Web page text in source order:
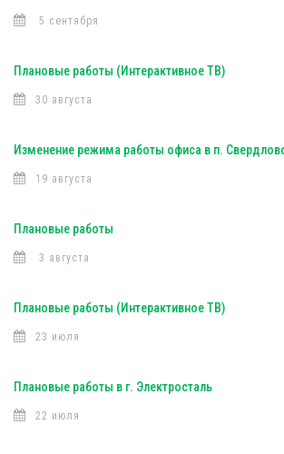
5 сентября
Плановые работы (Интерактивное ТВ)
30 августа
Изменение режима работы офиса в п.
19 августа
Плановые работы
3 августа
Плановые работы (Интерактивное ТВ)
23 июля
Плановые работы в г. Электросталь
22 июля